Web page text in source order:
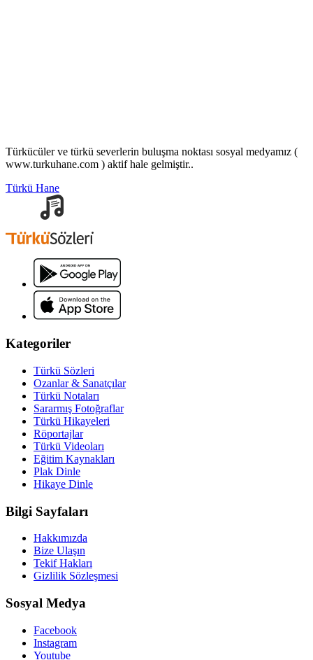
Türkücüler ve türkü severlerin buluşma noktası sosyal medyamız (
www.turkuhane.com ) aktif hale gelmiştir..
Türkü Hane
Kategoriler
Türkü Sözleri
Ozanlar & Sanatçılar
Türkü Notaları
Sararmış Fotoğraflar
Türkü Hikayeleri
Röportajlar
Türkü Videoları
Eğitim Kaynakları
Plak Dinle
Hikaye Dinle
Bilgi Sayfaları
Hakkımızda
Bize Ulaşın
Tekif Hakları
Gizlilik Sözleşmesi
Sosyal Medya
Facebook
Instagram
Youtube